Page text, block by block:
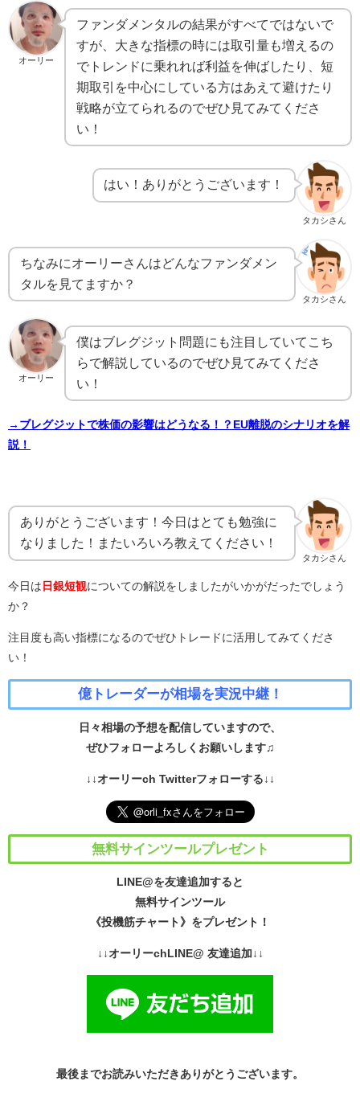
オーリー
ファンダメンタルの結果がすべてではないで
すが、大きな指標の時には取引量も増えるの
でトレンドに乗れれば利益を伸ばしたり、短
期取引を中心にしている方はあえて避けたり
戦略が立てられるのでぜひ見てみてくださ
い！
タカシさん
はい！ありがとうございます！
タカシさん
ちなみにオーリーさんはどんなファンダメン
タルを見てますか？
オーリー
僕はブレグジット問題にも注目していてこち
らで解説しているのでぜひ見てみてくださ
い！
→ブレグジットで株価の影響はどうなる！？EU離脱のシナリオを解
説！
タカシさん
ありがとうございます！今日はとても勉強に
なりました！またいろいろ教えてください！
今日は 日銀短観についての解説をしましたがいかがだったでしょう
か？
注目度も高い指標になるのでぜひトレードに活用してみてくださ
い！
億トレーダーが相場を実況中継！
日々相場の予想を配信していますので、
ぜひフォローよろしくお願いします♫
↓↓オーリーch Twitterフォローする↓↓
無料サインツールプレゼント
LINE@を友達追加すると
無料サインツール
《投機筋チャート》をプレゼント！
↓↓オーリーchLINE@ 友達追加↓↓
最後までお読みいただきありがとうございます。